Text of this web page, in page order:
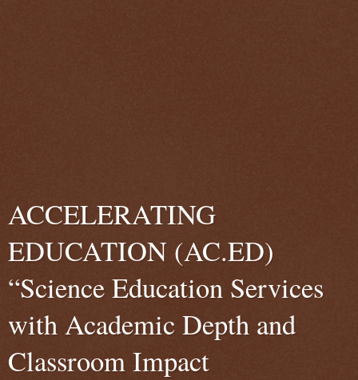
ACCELERATING
EDUCATION (AC.ED)
“Science Education Services
with Academic Depth and
Classroom Impact